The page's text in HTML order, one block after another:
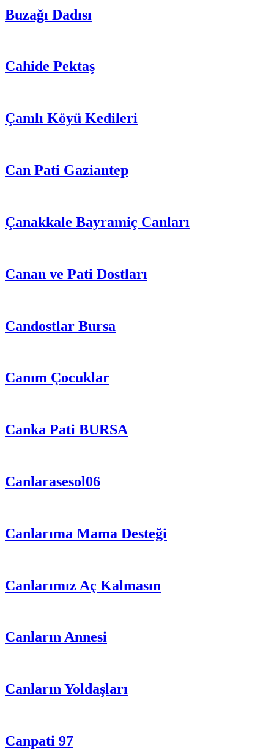
Buzağı Dadısı
Cahide Pektaş
Çamlı Köyü Kedileri
Can Pati Gaziantep
Çanakkale Bayramiç Canları
Canan ve Pati Dostları
Candostlar Bursa
Canım Çocuklar
Canka Pati BURSA
Canlarasesol06
Canlarıma Mama Desteği
Canlarımız Aç Kalmasın
Canların Annesi
Canların Yoldaşları
Canpati 97